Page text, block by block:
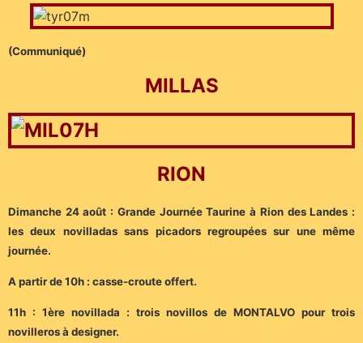
(Communiqué)
MILLAS
RION
Dimanche 24 août : Grande Journée Taurine à Rion des Landes :
les deux novilladas sans picadors regroupées sur une même
journée.
A partir de 10h : casse-croute offert.
11h : 1ère novillada : trois novillos de MONTALVO pour trois
novilleros à designer.